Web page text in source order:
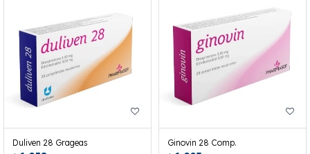
Duliven 28 Grageas Ginovin 28 Comp.